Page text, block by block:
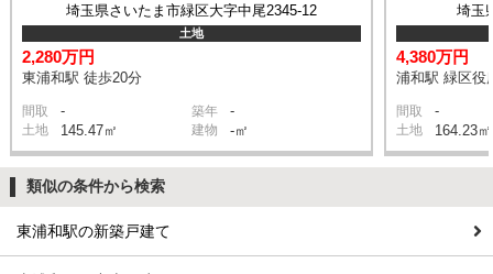
埼玉県さいたま市緑区大字中尾2345-12
土地
2,280万円
東浦和駅 徒歩20分
間取 - 築年 -
土地 145.47㎡ 建物 -㎡
埼玉
4,380万円
浦和駅 緑区役
間取 -
土地 164.23㎡
類似の条件から検索
東浦和駅の新築戸建て